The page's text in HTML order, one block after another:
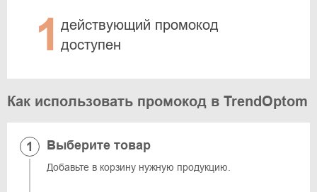
1 действующий промокод
доступен
Как использовать промокод в TrendOptom
Выберите товар
Добавьте в корзину нужную продукцию.